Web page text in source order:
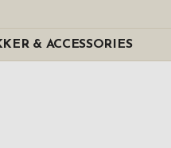
& ACCESSORIES